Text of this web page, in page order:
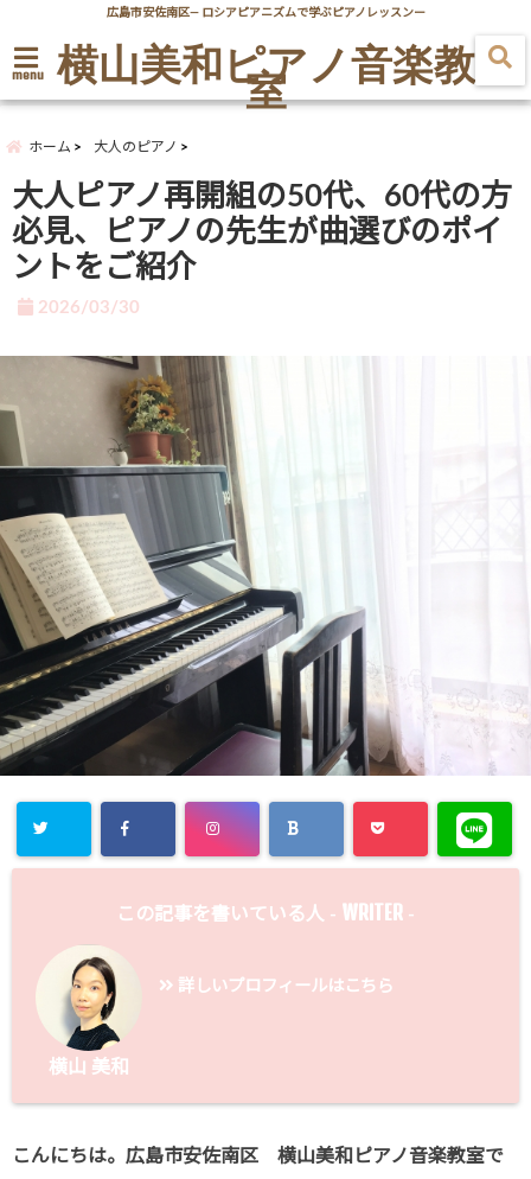
広島市安佐南区― ロシアピアニズムで学ぶピアノレッスンー
menu 横山美和ピアノ音楽教
室
ホーム 大人のピアノ
大人ピアノ再開組の50代、60代の方
必見、ピアノの先生が曲選びのポイ
ントをご紹介
2026/03/30
この記事を書いている人 - WRITER -
横山 美和
詳しいプロフィールはこちら
こんにちは。広島市安佐南区 横山美和ピアノ音楽教室で